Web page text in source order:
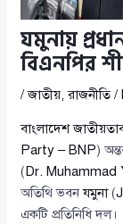
যমুনায়
বিএনপির
/জাতীয়,রাজনীতি/
বাংলাদেশ
Party – BNP)
( Dr. Muhammad
অতিথি ভবনযমুনা(
একটি প্রতিনিধি দল।